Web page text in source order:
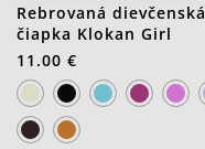
Rebrovaná dievčenská
čiapka Klokan Girl
11.00 €